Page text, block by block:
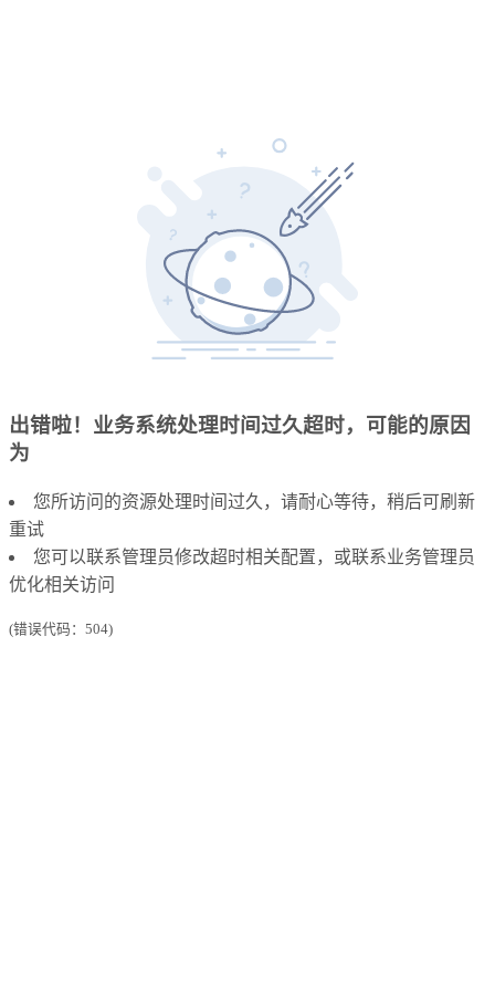
出错啦！业务系统处理时间过久超时，可能的原因
为
您所访问的资源处理时间过久，请耐心等待，稍后可刷新
重试
您可以联系管理员修改超时相关配置，或联系业务管理员
优化相关访问
(错误代码：504)